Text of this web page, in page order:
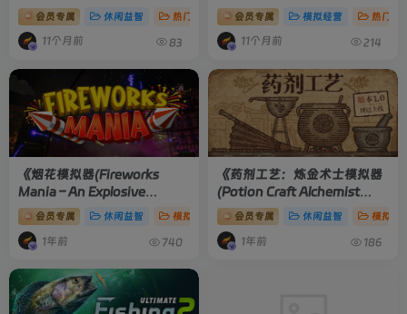
Grand Bazaar)》[v20250902
完美修复版]
会员专属 休闲益智 热门推荐 电脑游戏
11个月前 83
[v0.98]
会员专属 模拟经营 热门推
11个月前 214
《烟花模拟器(Fireworks
Mania – An Explosive
Simulator)》 [v2025.6.1]
会员专属 休闲益智 模拟经营 电脑游戏
1年前 740
《药剂工艺：炼金术士模拟器
(Potion Craft Alchemist
Simulator)》 [v2.0.2.0]
会员专属 休闲益智 模拟经
1年前 186